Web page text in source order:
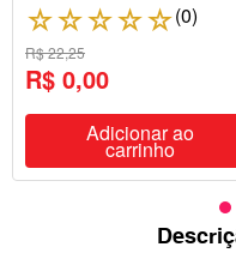
☆☆☆☆☆(0)
R$ 22,25
R$ 0,00
Adicionar ao
carrinho